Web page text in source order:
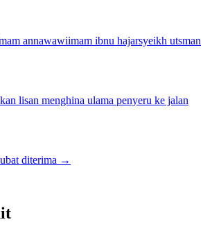
annawawiimam ibnu hajarsyeikh utsman
lisan menghina ulama penyeru ke jalan
diterima →